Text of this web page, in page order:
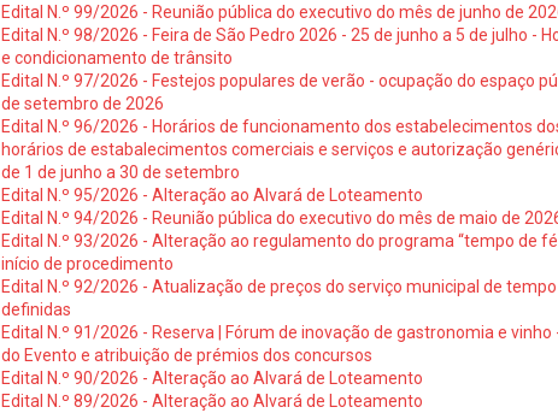
Edital N.º 99/2026 - Reunião pública do executivo do mês de junho de
Edital N.º 98/2026 - Feira de São Pedro 2026 - 25 de junho a 5 de julho -
e condicionamento de trânsito
Edital N.º 97/2026 - Festejos populares de verão - ocupação do espaço
de setembro de 2026
Edital N.º 96/2026 - Horários de funcionamento dos estabelecimentos
horários de estabalecimentos comerciais e serviços e autorização
de 1 de junho a 30 de setembro
Edital N.º 95/2026 - Alteração ao Alvará de Loteamento
Edital N.º 94/2026 - Reunião pública do executivo do mês de maio de
Edital N.º 93/2026 - Alteração ao regulamento do programa “tempo de
início de procedimento
Edital N.º 92/2026 - Atualização de preços do serviço municipal de
definidas
Edital N.º 91/2026 - Reserva | Fórum de inovação de gastronomia e
do Evento e atribuição de prémios dos concursos
Edital N.º 90/2026 - Alteração ao Alvará de Loteamento
Edital N.º 89/2026 - Alteração ao Alvará de Loteamento